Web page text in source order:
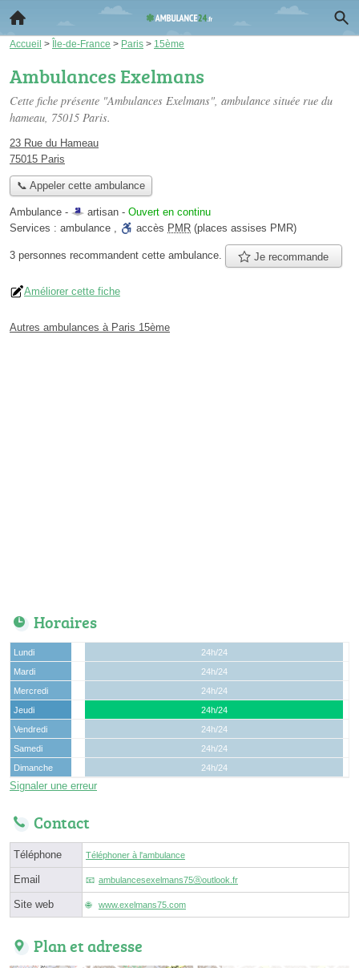
Accueil > Île-de-France > Paris > 15ème
Ambulances Exelmans
Cette fiche présente "Ambulances Exelmans", ambulance située rue du
hameau, 75015 Paris.
23 Rue du Hameau
75015 Paris
📞 Appeler cette ambulance
Ambulance - artisan - Ouvert en continu
Services : ambulance , accès PMR (places assises PMR)
3 personnes recommandent cette ambulance. Je recommande
Améliorer cette fiche
Autres ambulances à Paris 15ème
Horaires
Lundi
24h/24
Mardi
24h/24
Mercredi
24h/24
Jeudi
24h/24
Vendredi
24h/24
Samedi
24h/24
Dimanche
24h/24
Signaler une erreur
Contact
Téléphone Téléphoner à l'ambulance
Email ambulancesexelmans75ⓐoutlook.fr
Site web www.exelmans75.com
Plan et adresse